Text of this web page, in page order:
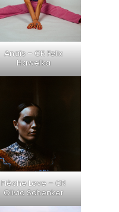
Anaïs – CR Felix
Hawelka
Flèche Love – CR
Olivia Schenker